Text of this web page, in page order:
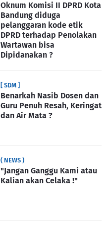
Oknum Komisi II DPRD Kota
Bandung diduga
pelanggaran kode etik
DPRD terhadap Penolakan
Wartawan bisa
Dipidanakan ?
[ SDM ]
Benarkah Nasib Dosen dan
Guru Penuh Resah, Keringat
dan Air Mata ?
( NEWS )
"Jangan Ganggu Kami atau
Kalian akan Celaka !"